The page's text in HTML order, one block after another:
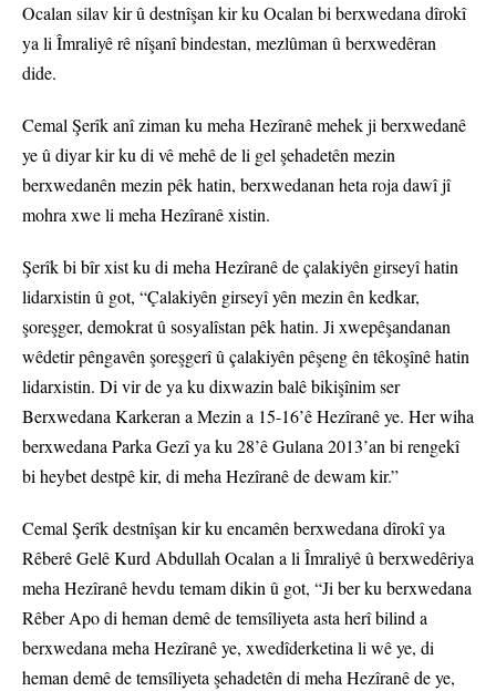
Ocalan silav kir û destnîşan kir ku Ocalan bi berxwedana dîrokî
ya li Îmraliyê rê nîşanî bindestan, mezlûman û berxwedêran
dide.
Cemal Şerîk anî ziman ku meha Hezîranê mehek ji berxwedanê
ye û diyar kir ku di vê mehê de li gel şehadetên mezin
berxwedanên mezin pêk hatin, berxwedanan heta roja dawî jî
mohra xwe li meha Hezîranê xistin.
Şerîk bi bîr xist ku di meha Hezîranê de çalakiyên girseyî hatin
lidarxistin û got, “Çalakiyên girseyî yên mezin ên kedkar,
şoreşger, demokrat û sosyalîstan pêk hatin. Ji xwepêşandanan
wêdetir pêngavên şoreşgerî û çalakiyên pêşeng ên têkoşînê hatin
lidarxistin. Di vir de ya ku dixwazin balê bikişînim ser
Berxwedana Karkeran a Mezin a 15-16’ê Hezîranê ye. Her wiha
berxwedana Parka Gezî ya ku 28’ê Gulana 2013’an bi rengekî
bi heybet destpê kir, di meha Hezîranê de dewam kir.”
Cemal Şerîk destnîşan kir ku encamên berxwedana dîrokî ya
Rêberê Gelê Kurd Abdullah Ocalan a li Îmraliyê û berxwedêriya
meha Hezîranê hevdu temam dikin û got, “Ji ber ku berxwedana
Rêber Apo di heman demê de temsîliyeta asta herî bilind a
berxwedana meha Hezîranê ye, xwedîderketina li wê ye, di
heman demê de temsîliyeta şehadetên di meha Hezîranê de ye,